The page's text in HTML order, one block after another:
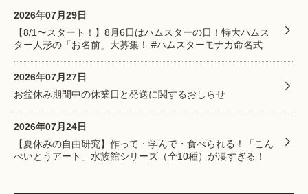
2026年07月29日
【8/1〜スタート！】8月6日はハムスターの日！特大ハムス
ター人形の「お名前」大募集！ #ハムスターモナカ命名式
2026年07月27日
お盆休み期間中の休業日と発送に関するおしらせ
2026年07月24日
【夏休みの自由研究】作って・学んで・食べられる！「こん
ぺいとうアート」水族館シリーズ（全10種）が凄すぎる！